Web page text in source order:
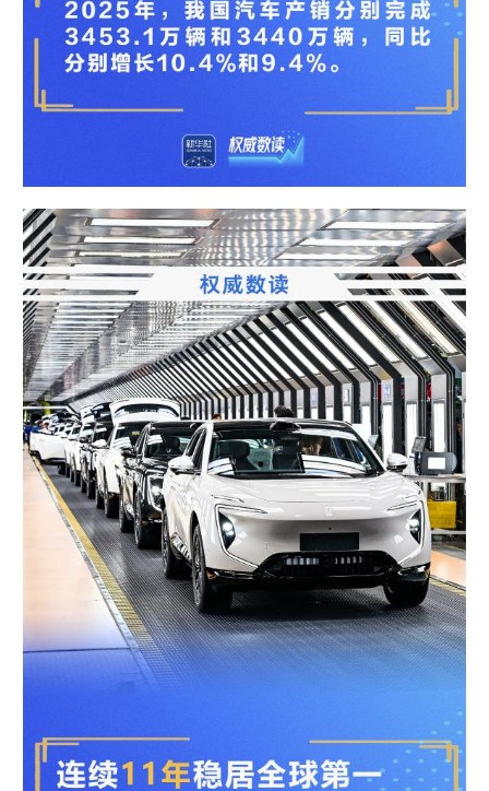
陕西 甘肃 青海 宁夏
新疆 内蒙古 黑龙江
Русский язык 日本語 한국어
Deutsch Português